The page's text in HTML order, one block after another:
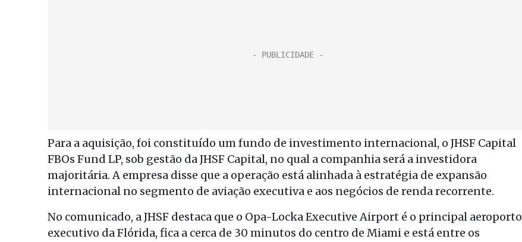
Para a aquisição, foi constituído um fundo de investimento internacional, o JHSF Capital
FBOs Fund LP, sob gestão da JHSF Capital, no qual a companhia será a investidora
majoritária. A empresa disse que a operação está alinhada à estratégia de expansão
internacional no segmento de aviação executiva e aos negócios de renda recorrente.
No comunicado, a JHSF destaca que o Opa-Locka Executive Airport é o principal aeroporto
executivo da Flórida, fica a cerca de 30 minutos do centro de Miami e está entre os